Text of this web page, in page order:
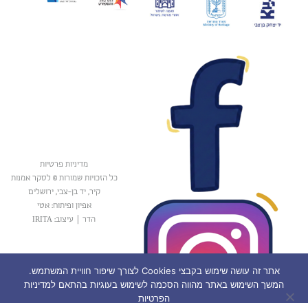
מדיניות פרטיות
כל הזכויות שמורות © לסקר אמנות
קיר, יד בן-צבי, ירושלים
אפיון ופיתוח: אטי
הדר
עיצוב: IRITA
אתר זה עושה שימוש בקבצי Cookies לצורך שיפור חוויית המשתמש.
המשך השימוש באתר מהווה הסכמה לשימוש בעוגיות בהתאם למדיניות
הפרטיות